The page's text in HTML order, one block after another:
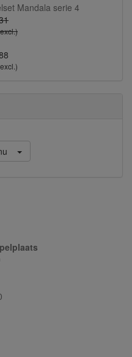
Mandala serie 4